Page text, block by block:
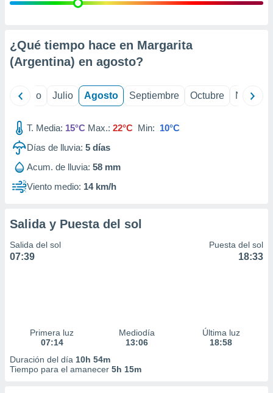
e
mediante
de
1199
¿Qué tiempo hace en Margarita
(Argentina) en agosto?
Junio Julio Agosto Septiembre Octubre
T. Media: 15°C Max.: 22°C Min: 10°C
Días de lluvia: 5 días
Acum. de lluvia: 58 mm
Viento medio: 14 km/h
Salida y Puesta del sol
Salida del sol
07:39
Puesta del sol
18:33
Primera luz
07:14
Mediodía
13:06
Última luz
18:58
Duración del día 10h 54m
Tiempo para el amanecer 5h 15m